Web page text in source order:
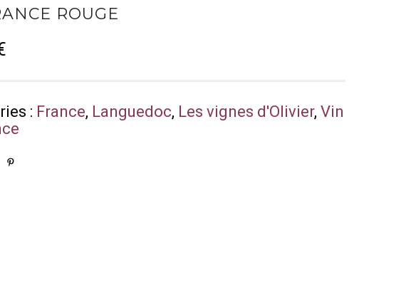
ROUGE
: France, Languedoc, Les vignes d'Olivier,Vin